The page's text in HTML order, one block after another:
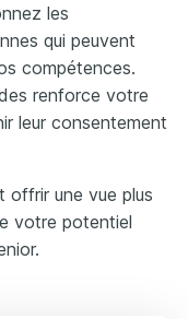
les
qui peuvent
compétences.
renforce votre
leur consentement
offrir une vue plus
votre potentiel